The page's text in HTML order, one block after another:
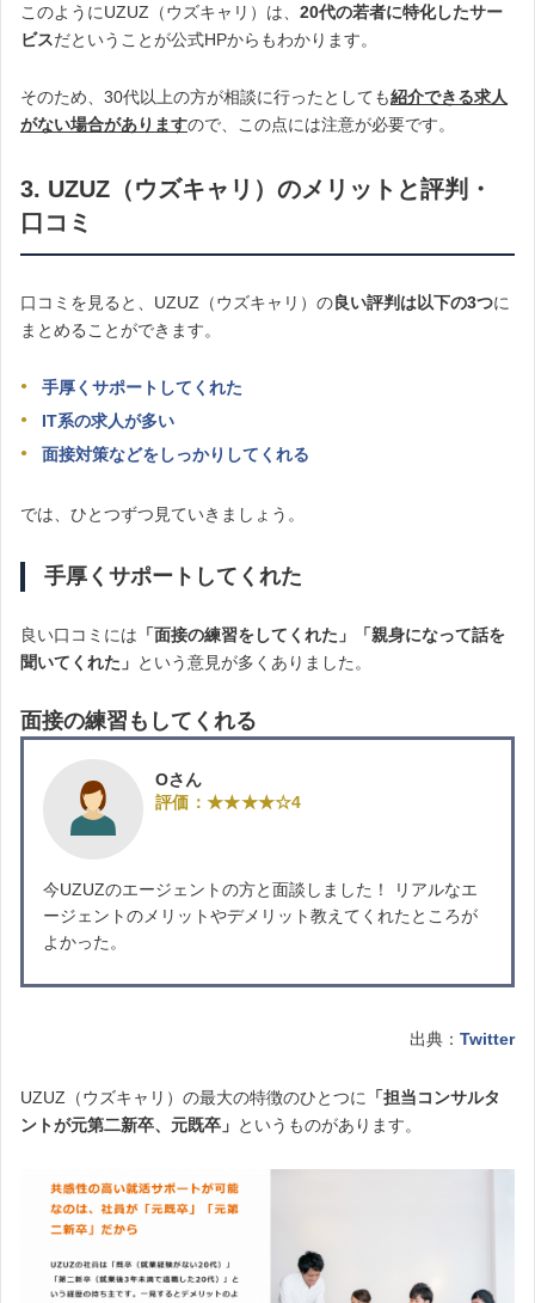
このようにUZUZ（ウズキャリ）は、 20代の若者に特化したサー
ビスだということが公式HPからもわかります。
そのため、30代以上の方が相談に行ったとしても紹介できる求人
がない場合がありますので、この点には注意が必要です。
3. UZUZ（ウズキャリ）のメリットと評判・
口コミ
口コミを見ると、UZUZ（ウズキャリ）の良い評判は以下の3つに
まとめることができます。
手厚くサポートしてくれた
IT系の求人が多い
面接対策などをしっかりしてくれる
では、ひとつずつ見ていきましょう。
手厚くサポートしてくれた
良い口コミには 「面接の練習をしてくれた」「親身になって話を
聞いてくれた」 という意見が多くありました。
面接の練習もしてくれる
Oさん
評価：★★★★☆4
今UZUZのエージェントの方と面談しました！ リアルなエ
ージェントのメリットやデメリット教えてくれたところが
よかった。
出典： Twitter
UZUZ（ウズキャリ）の最大の特徴のひとつに
「担当コンサルタ
ントが元第二新卒、元既卒」 というものがあります。